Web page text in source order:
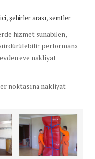
,şehirler arası,semtler
hizmet sunabilen,
performans
eve nakliyat
noktasına nakliyat